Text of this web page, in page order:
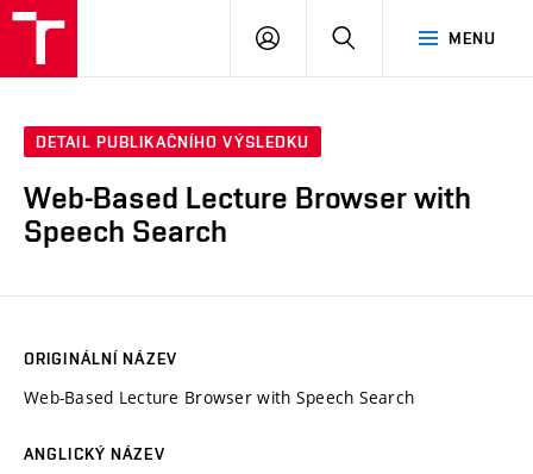
MENU
PŘIHLÁSIT
DETAIL PUBLIKAČNÍHO VÝSLEDKU
Web-Based Lecture Browser with
Speech Search
ORIGINÁLNÍ NÁZEV
Web-Based Lecture Browser with Speech Search
ANGLICKÝ NÁZEV